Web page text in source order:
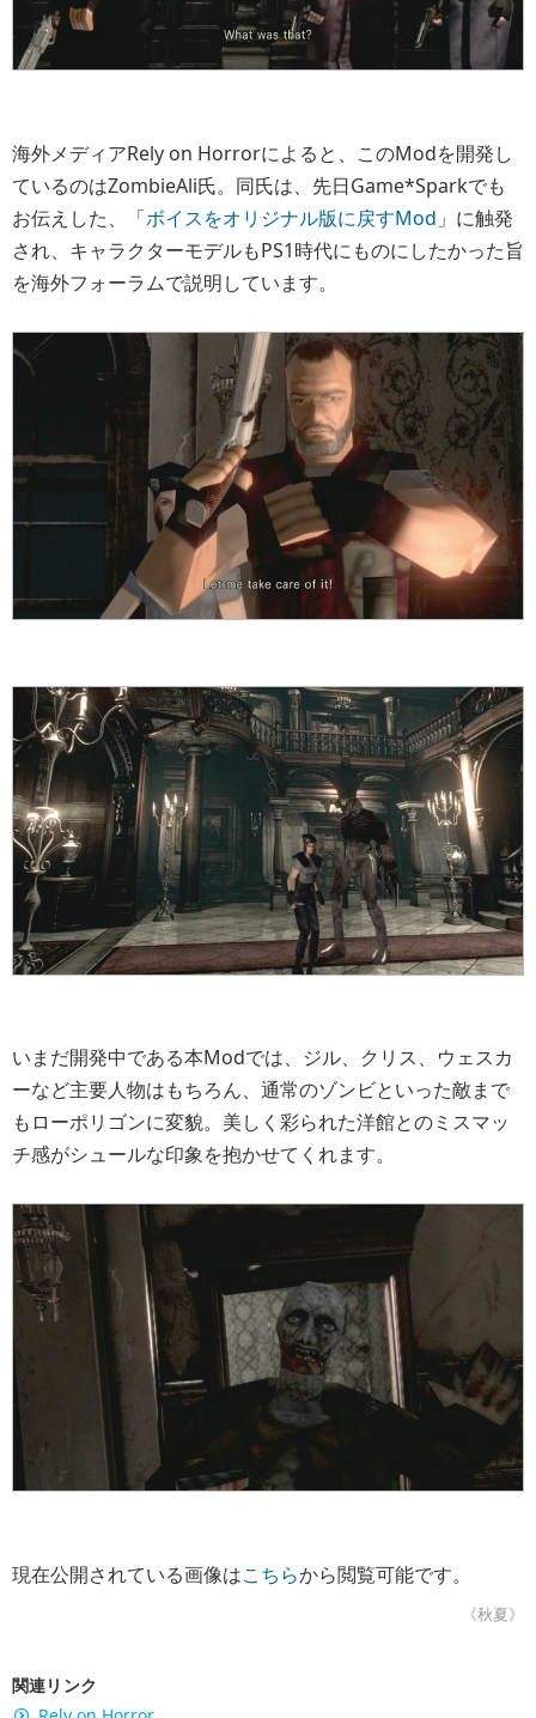
海外メディアRely on Horrorによると、このModを開発し
ているのはZombieAli氏。同氏は、先日Game*Sparkでも
お伝えした、「ボイスをオリジナル版に戻すMod 」に触発
され、キャラクターモデルもPS1時代にものにしたかった旨
を海外フォーラムで説明しています。
いまだ開発中である本Modでは、ジル、クリス、ウェスカ
ーなど主要人物はもちろん、通常のゾンビといった敵まで
もローポリゴンに変貌。美しく彩られた洋館とのミスマッ
チ感がシュールな印象を抱かせてくれます。
現在公開されている画像はこちらから閲覧可能です。
《秋夏》
関連リンク